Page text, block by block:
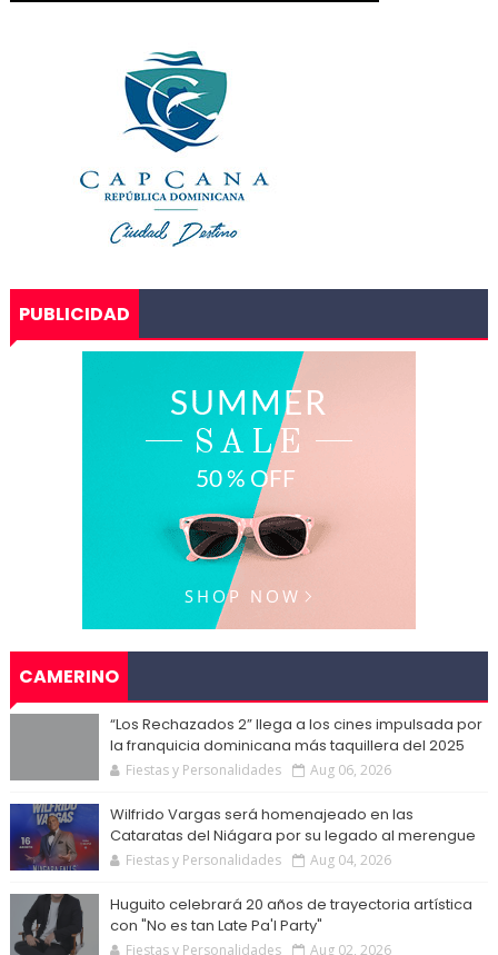
PUBLICIDAD
CAMERINO
“Los Rechazados 2” llega a los cines impulsada por
la franquicia dominicana más taquillera del 2025
Fiestas y Personalidades Aug 06, 2026
Wilfrido Vargas será homenajeado en las
Cataratas del Niágara por su legado al merengue
Fiestas y Personalidades Aug 04, 2026
Huguito celebrará 20 años de trayectoria artística
con "No es tan Late Pa'l Party"
Fiestas y Personalidades Aug 02, 2026